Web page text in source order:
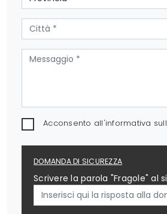
Acconsento all'informativa
DOMANDA DI SICUREZZA
Scrivere la parola "Fragole" al